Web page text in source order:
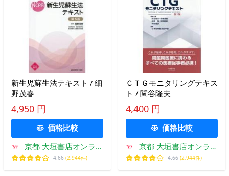
新生児蘇生法テキスト / 細
野茂春
4,950 円
価格比較
京都 大垣書店オンライ
ン
4.66 (2,944件)
ＣＴＧモニタリングテキス
ト / 関谷隆夫
4,400 円
価格比較
京都 大垣書店オンライ
ン
4.66 (2,944件)